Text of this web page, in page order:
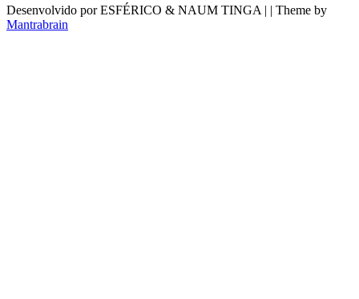
Desenvolvido por ESFÉRICO & NAUM TINGA | | Theme by
Mantrabrain